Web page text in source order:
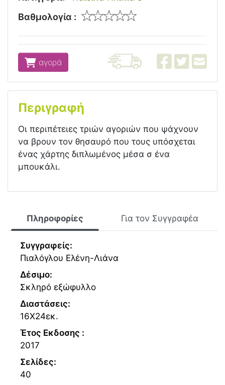
Βαθμολογία :
αγορά
Περιγραφή
Οι περιπέτειες τριών αγοριών που ψάχνουν
να βρουν τον θησαυρό που τους υπόσχεται
ένας χάρτης διπλωμένος μέσα σ ένα
μπουκάλι.
Πληροφορίες Για τον Συγγραφέα
Συγγραφείς:
Πιαλόγλου Ελένη-Λιάνα
Δέσιμο:
Σκληρό εξώφυλλο
Διαστάσεις:
16Χ24εκ.
Έτος Εκδοσης :
2017
Σελίδες:
40